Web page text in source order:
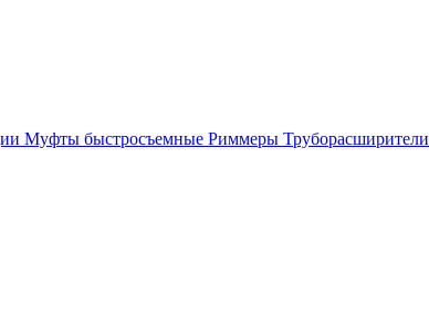
Муфты быстросъемные Риммеры Труборасширители